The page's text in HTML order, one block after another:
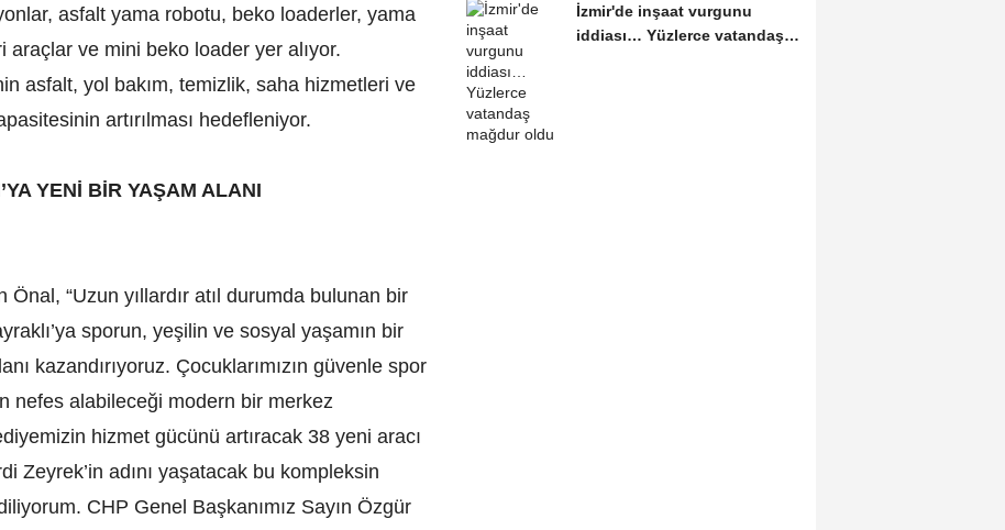
asfalt yama robotu, beko loaderler, yama
ve mini beko loader yer alıyor.
asfalt, yol bakım, temizlik, saha hizmetleri ve
artırılması hedefleniyor.
YENİ BİR YAŞAM ALANI
Önal, “Uzun yıllardır atıl durumda bulunan bir
sporun, yeşilin ve sosyal yaşamın bir
kazandırıyoruz. Çocuklarımızın güvenle spor
nefes alabileceği modern bir merkez
hizmet gücünü artıracak 38 yeni aracı
Zeyrek’in adını yaşatacak bu kompleksin
diliyorum. CHP Genel Başkanımız Sayın Özgür
İzmir'de inşaat vurgunu
iddiası… Yüzlerce vatandaş